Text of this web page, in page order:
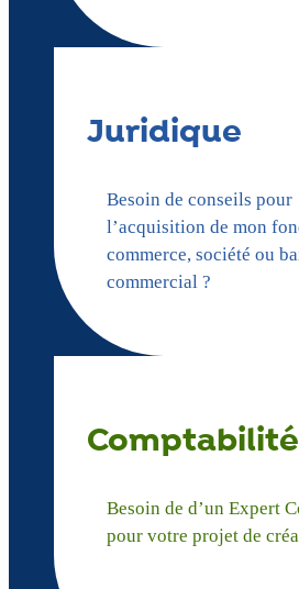
Juridique
Besoin de conseils pour
l’acquisition de mon
commerce, société ou
commercial ?
Comptabilité
Besoin de d’un Expert
pour votre projet de